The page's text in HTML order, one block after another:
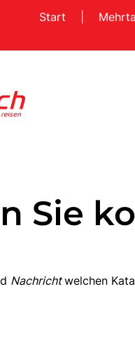
Start
Sie
Nachrichtwelchen